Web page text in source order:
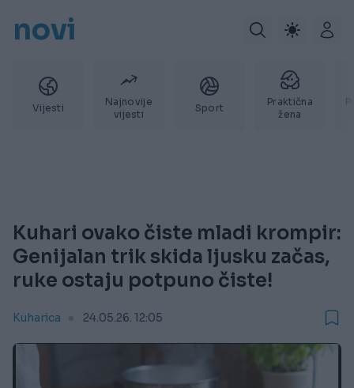
novi
Vijesti
Najnovije
vijesti
Sport
Praktična
žena
Kuhari ovako čiste mladi krompir:
Genijalan trik skida ljusku začas,
ruke ostaju potpuno čiste!
Kuharica 24.05.26. 12:05